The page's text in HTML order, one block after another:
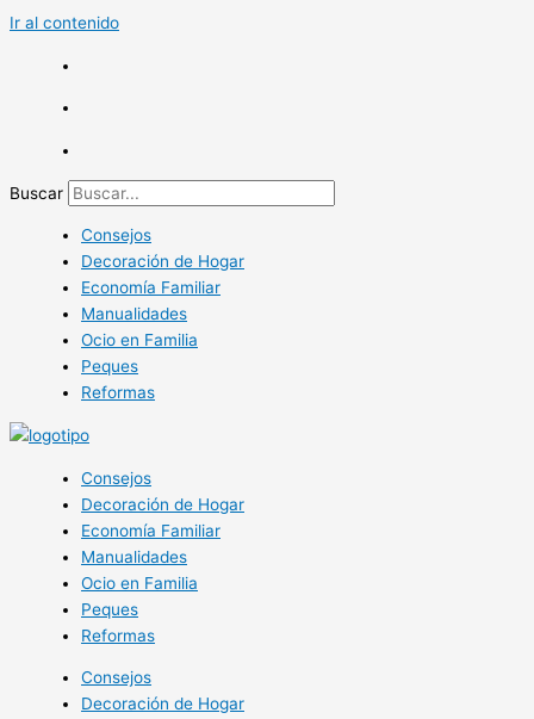
Ir al contenido
Buscar
Consejos
Decoración de Hogar
Economía Familiar
Manualidades
Ocio en Familia
Peques
Reformas
Consejos
Decoración de Hogar
Economía Familiar
Manualidades
Ocio en Familia
Peques
Reformas
Consejos
Decoración de Hogar